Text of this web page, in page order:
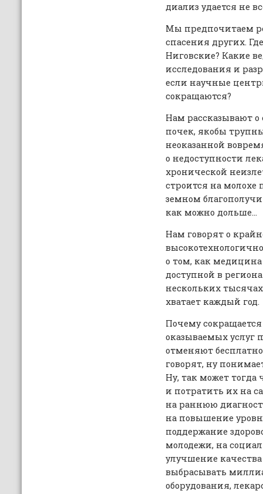
диализ удается не
Мы предпочитаем
спасения других.
Ниговские? Какие
исследования и
если научные
сокращаются?
Нам рассказывают о
почек, якобы
неоказанной
о недоступности
хронической
строится на
земном
как можно дольше…
Нам говорят о
о том, как медицина
доступной в
нескольких
хватает каждый год.
Почему
оказываемых услуг
отменяют
говорят, ну
Ну, так может тогда
и потратить их на
на раннюю
на повышение
поддержание
молодежи, на
улучшение
выбрасывать
оборудования,